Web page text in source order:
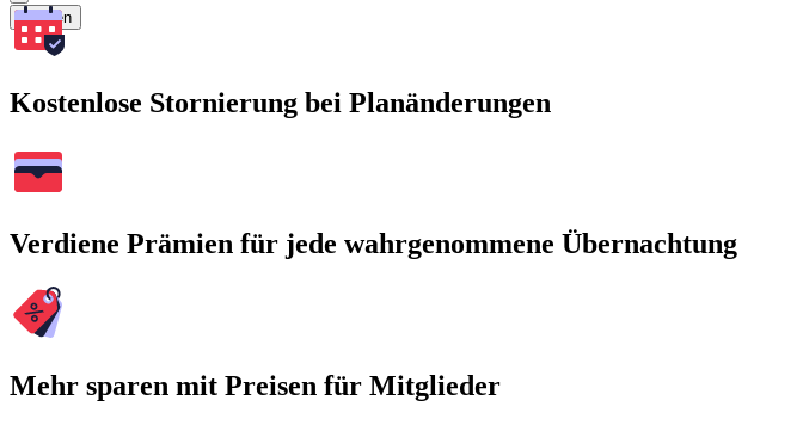
Suchen
Kostenlose Stornierung bei Planänderungen
Verdiene Prämien für jede wahrgenommene Übernachtung
Mehr sparen mit Preisen für Mitglieder